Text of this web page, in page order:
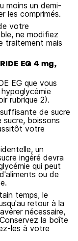
moins un demi-
les comprimés.
votre
ne modifiez
traitement mais
EG 4 mg,
EG que vous
rubrique 2).
de sucre
boissons
votre
un
ingéré devra
qui peut
ou de
temps, le
retour à la
nécessaire,
la boîte
les à votre